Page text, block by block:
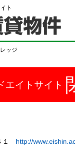
ト
ッジ
エイトサイト
１ http://